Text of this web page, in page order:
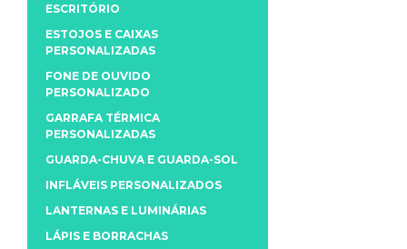
ESCRITÓRIO
ESTOJOS E CAIXAS
PERSONALIZADAS
FONE DE OUVIDO
PERSONALIZADO
GARRAFA TÉRMICA
PERSONALIZADAS
GUARDA-CHUVA E GUARDA-SOL
INFLÁVEIS PERSONALIZADOS
LANTERNAS E LUMINÁRIAS
LÁPIS E BORRACHAS